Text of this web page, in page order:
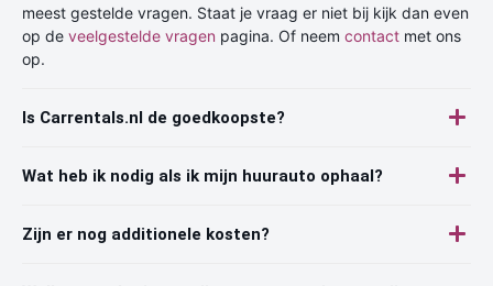
meest gestelde vragen. Staat je vraag er niet bij kijk dan even
op de veelgestelde vragen pagina. Of neem contact met ons
op.
Is Carrentals.nl de goedkoopste?
Wat heb ik nodig als ik mijn huurauto ophaal?
Zijn er nog additionele kosten?